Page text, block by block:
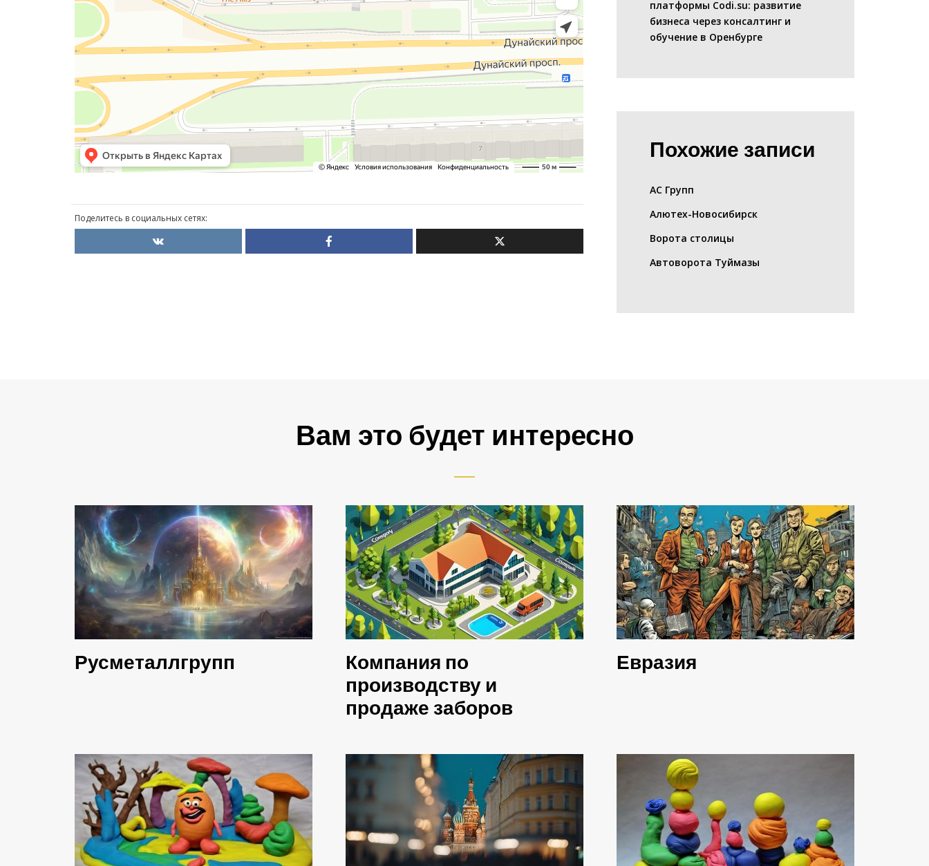
Поделитесь в социальных сетях:
платформы Codi.su: развитие
бизнеса через консалтинг и
обучение в Оренбурге
Похожие записи
АС Групп
Алютех-Новосибирск
Ворота столицы
Автоворота Туймазы
Вам это будет интересно
Русметаллгрупп
Компания по
производству и
продаже заборов
Евразия